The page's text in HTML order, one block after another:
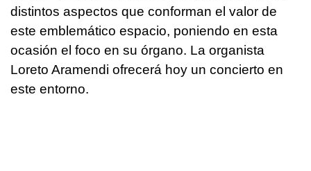
distintos aspectos que conforman el valor de
este emblemático espacio, poniendo en esta
ocasión el foco en su órgano. La organista
Loreto Aramendi ofrecerá hoy un concierto en
este entorno.